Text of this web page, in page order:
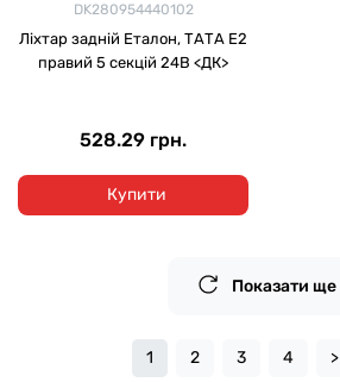
DK280954440102
Ліхтар задній Еталон, ТАТА Е2
правий 5 секцій 24В <ДК>
528.29 грн.
Купити
Показати ще
1 2 3 4 >